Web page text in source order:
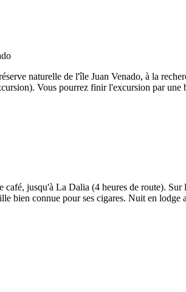
naturelle de l'île Juan Venado, à la
Vous pourrez finir l'excursion par
jusqu'à La Dalia (4 heures de route).
bien connue pour ses cigares. Nuit en